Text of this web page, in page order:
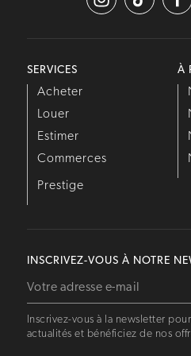
SERVICES
Acheter
Louer
Estimer
Commerces
Prestige
À
INSCRIVEZ-VOUS À NOTRE
Inscrivez-vous à la newsletter
actualités et bénéficiez de nos